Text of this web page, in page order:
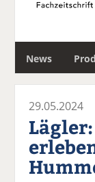
News
29.05.2024